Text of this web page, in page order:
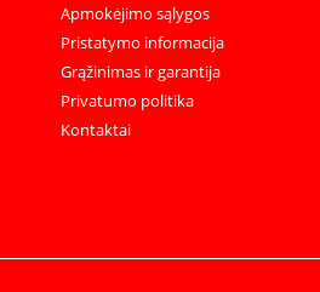
Apmokėjimo sąlygos
Pristatymo informacija
Grąžinimas ir garantija
Privatumo politika
Kontaktai